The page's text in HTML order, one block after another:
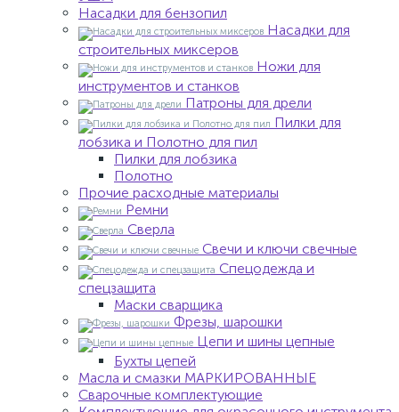
Насадки для бензопил
Насадки для
строительных миксеров
Ножи для
инструментов и станков
Патроны для дрели
Пилки для
лобзика и Полотно для пил
Пилки для лобзика
Полотно
Прочие расходные материалы
Ремни
Сверла
Свечи и ключи свечные
Спецодежда и
спецзащита
Маски сварщика
Фрезы, шарошки
Цепи и шины цепные
Бухты цепей
Масла и смазки МАРКИРОВАННЫЕ
Сварочные комплектующие